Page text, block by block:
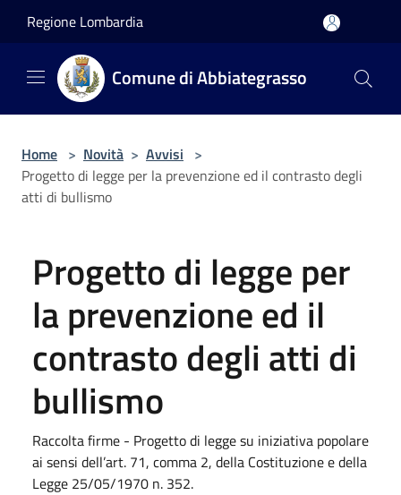
Regione Lombardia
Comune di Abbiategrasso
Home > Novità > Avvisi >
Progetto di legge per la prevenzione ed il contrasto degli
atti di bullismo
Progetto di legge per
la prevenzione ed il
contrasto degli atti di
bullismo
Raccolta firme - Progetto di legge su iniziativa popolare
ai sensi dell’art. 71, comma 2, della Costituzione e della
Legge 25/05/1970 n. 352.